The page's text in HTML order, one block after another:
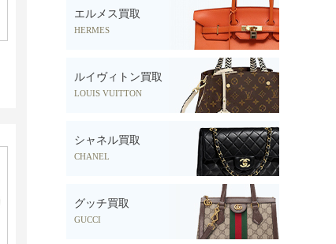
エルメス買取
HERMES
ルイヴィトン買取
LOUIS VUITTON
シャネル買取
CHANEL
グッチ買取
GUCCI